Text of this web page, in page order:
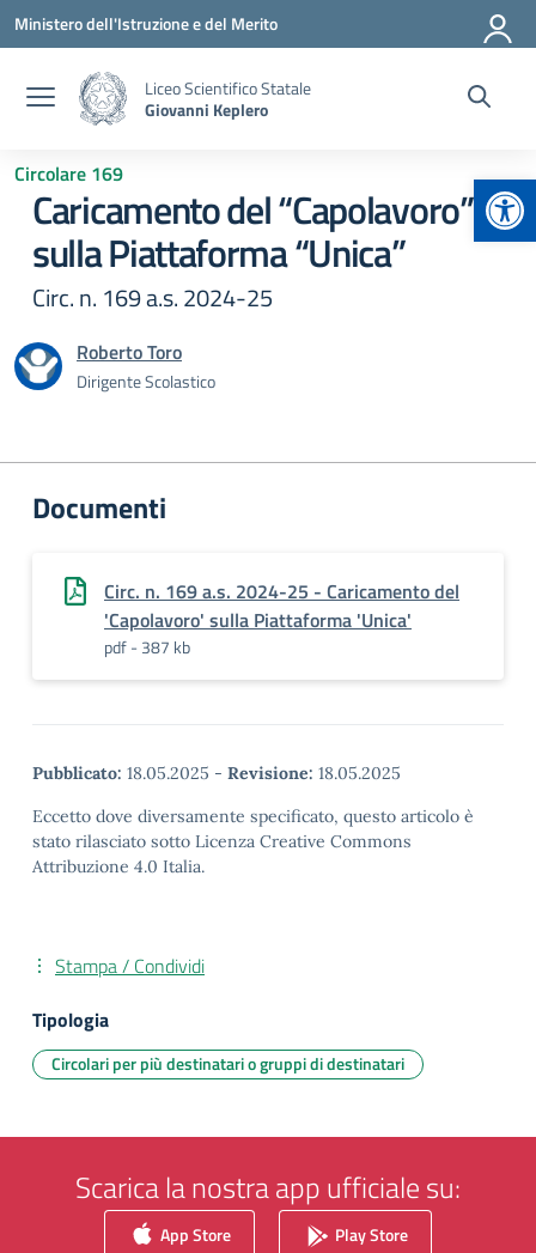
Vai ai contenuti
Vai al menu di navigazione
Vai al footer
Ministero dell'Istruzione e del Merito
Liceo Scientifico Statale
Giovanni Keplero
Circolare 169
Caricamento del “Capolavoro”
sulla Piattaforma “Unica”
Circ. n. 169 a.s. 2024-25
Roberto Toro
Dirigente Scolastico
Documenti
Circ. n. 169 a.s. 2024-25 - Caricamento del
'Capolavoro' sulla Piattaforma 'Unica'
pdf - 387 kb
Pubblicato: 18.05.2025 - Revisione: 18.05.2025
Eccetto dove diversamente specificato, questo articolo è
stato rilasciato sotto Licenza Creative Commons
Attribuzione 4.0 Italia.
Stampa / Condividi
Tipologia
Circolari per più destinatari o gruppi di destinatari
Scarica la nostra app ufficiale su:
App Store Play Store